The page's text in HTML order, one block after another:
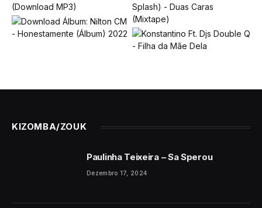
KIZOMBA/ZOUK
Paulinha Teixeira – Sa Sperou
Dezembro 17, 2024